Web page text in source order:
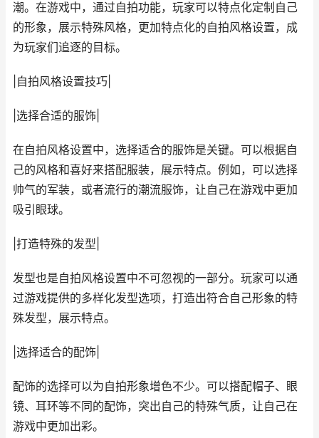
潮。在游戏中，通过自拍功能，玩家可以特点化定制自己
的形象，展示特殊风格，更加特点化的自拍风格设置，成
为玩家们追逐的目标。
|自拍风格设置技巧|
|选择合适的服饰|
在自拍风格设置中，选择适合的服饰是关键。可以根据自
己的风格和喜好来搭配服装，展示特点。例如，可以选择
帅气的军装，或者流行的潮流服饰，让自己在游戏中更加
吸引眼球。
|打造特殊的发型|
发型也是自拍风格设置中不可忽视的一部分。玩家可以通
过游戏提供的多样化发型选项，打造出符合自己形象的特
殊发型，展示特点。
|选择适合的配饰|
配饰的选择可以为自拍形象增色不少。可以搭配帽子、眼
镜、耳环等不同的配饰，突出自己的特殊气质，让自己在
游戏中更加出彩。